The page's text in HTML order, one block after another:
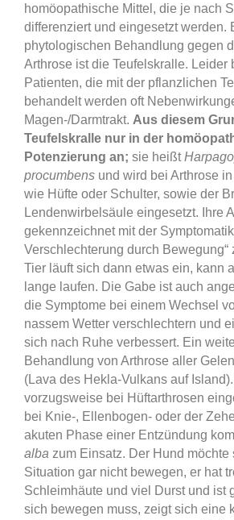
homöopathische Mittel, die je nach
differenziert und eingesetzt werden.
phytologischen Behandlung gegen
Arthrose ist die Teufelskralle. Leider
Patienten, die mit der pflanzlichen
behandelt werden oft
Magen-/Darmtrakt. Aus diesem
Teufelskralle nur in der
Potenzierung an; sie heißt
procumbens und wird bei Arthrose
wie Hüfte oder Schulter, sowie der
Lendenwirbelsäule eingesetzt. Ihre
gekennzeichnet mit der Symptomatik
Verschlechterung durch Bewegung“
Tier läuft sich dann etwas ein, kann
lange laufen. Die Gabe ist auch
die Symptome bei einem Wechsel
nassem Wetter verschlechtern und
sich nach Ruhe verbessert. Ein
Behandlung von Arthrose aller
(Lava des Hekla-Vulkans auf
vorzugsweise bei Hüftarthrosen
bei Knie-, Ellenbogen- oder der
akuten Phase einer Entzündung
alba zum Einsatz. Der Hund möchte
Situation gar nicht bewegen, er hat
Schleimhäute und viel Durst und ist
sich bewegen muss, zeigt sich eine